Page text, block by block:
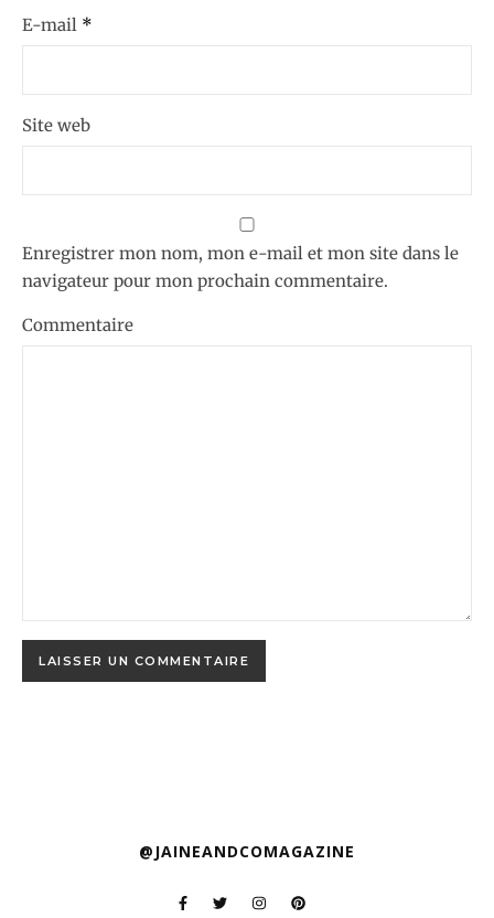
E-mail *
Site web
Enregistrer mon nom, mon e-mail et mon site dans le
navigateur pour mon prochain commentaire.
Commentaire
@JAINEANDCOMAGAZINE